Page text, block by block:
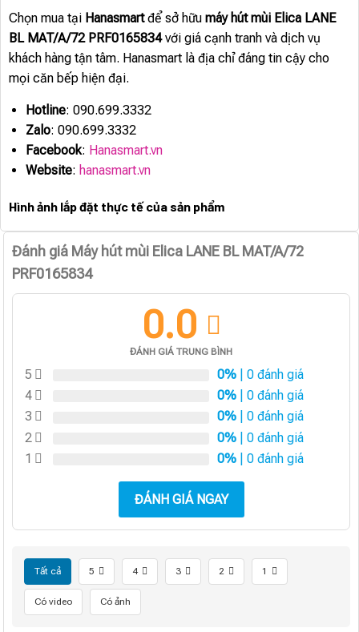
Chọn mua tại Hanasmartđể sở hữu máy hút mùi Elica LANE
BL MAT/A/72 PRF0165834với giá cạnh tranh và dịch vụ
khách hàng tận tâm. Hanasmart là địa chỉ đáng tin cậy cho
mọi căn bếp hiện đại.
Hotline: 090.699.3332
Zalo: 090.699.3332
Facebook: Hanasmart.vn
Website: hanasmart.vn
Hình ảnh lắp đặt thực tế của sản phẩm
Đánh giá Máy hút mùi Elica LANE BL MAT/A/72
PRF0165834
0.0
ĐÁNH GIÁ TRUNG BÌNH
5 0% | 0 đánh giá
4
0% | 0 đánh giá
3
0% | 0 đánh giá
2
0% | 0 đánh giá
1
0% | 0 đánh giá
ĐÁNH GIÁ NGAY
Tất cả 5 4 3 2 1
Có video Có ảnh